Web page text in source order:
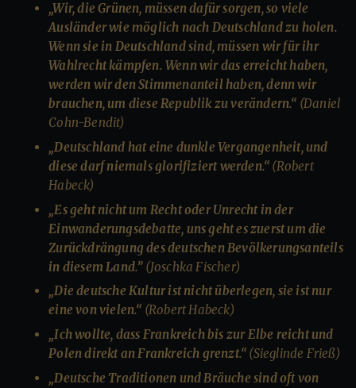
„Wir, die Grünen, müssen dafür sorgen, so viele
Ausländer wie möglich nach Deutschland zu holen.
Wenn sie in Deutschland sind, müssen wir für ihr
Wahlrecht kämpfen. Wenn wir das erreicht haben,
werden wir den Stimmenanteil haben, denn wir
brauchen, um diese Republik zu verändern.“ (Daniel
Cohn-Bendit)
„Deutschland hat eine dunkle Vergangenheit, und
diese darf niemals glorifiziert werden.“ (Robert
Habeck)
„Es geht nicht um Recht oder Unrecht in der
Einwanderungsdebatte, uns geht es zuerst um die
Zurückdrängung des deutschen Bevölkerungsanteils
in diesem Land.”(Joschka Fischer)
„Die deutsche Kultur ist nicht überlegen, sie ist nur
eine von vielen.“ (Robert Habeck)
„Ich wollte, dass Frankreich bis zur Elbe reicht und
Polen direkt an Frankreich grenzt.“ (Sieglinde Frieß)
„Deutsche Traditionen und Bräuche sind oft von